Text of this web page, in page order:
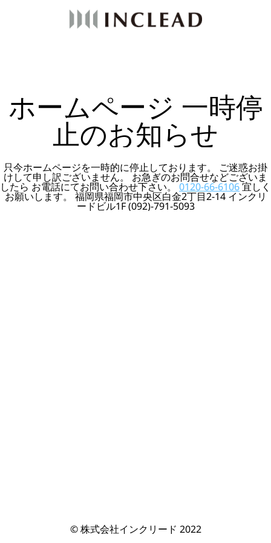
ホームページ 一時停
止のお知らせ
只今ホームページを一時的に停止しております。 ご迷惑お掛
けして申し訳ございません。 お急ぎのお問合せなどございま
したら お電話にてお問い合わせ下さい。0120-66-6106宜しく
お願いします。 福岡県福岡市中央区白金2丁目2-14 インクリ
ードビル1F (092)-791-5093
© 株式会社インクリード 2022